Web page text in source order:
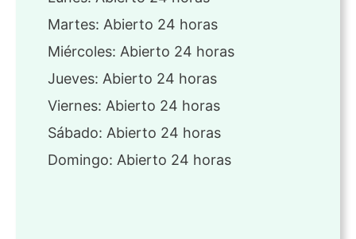
Martes: Abierto 24 horas
Miércoles: Abierto 24 horas
Jueves: Abierto 24 horas
Viernes: Abierto 24 horas
Sábado: Abierto 24 horas
Domingo: Abierto 24 horas